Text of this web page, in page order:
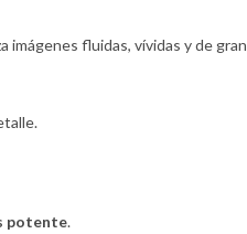
imágenes fluidas, vívidas y de gran
potente.